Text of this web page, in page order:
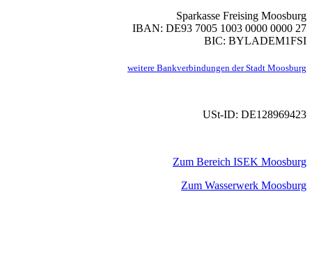
Sparkasse Freising Moosburg
IBAN: DE93 7005 1003 0000 0000 27
BIC: BYLADEM1FSI
weitere Bankverbindungen der Stadt Moosburg
USt-ID: DE128969423
Zum Bereich ISEK Moosburg
Zum Wasserwerk Moosburg